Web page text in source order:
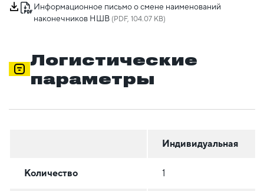
Информационное письмо о смене наименований
наконечников НШВ (PDF, 104.07 KB)
Логистические
параметры
Индивидуальная
Количество 1